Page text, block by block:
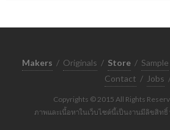
Makers / Originals / Store / Sample
Contact / Jobs
Copyrights © 2015 All Rights
ภาพและเนื้อหาในเว็บไซต์นี้เป็นงานมีลิขสิท